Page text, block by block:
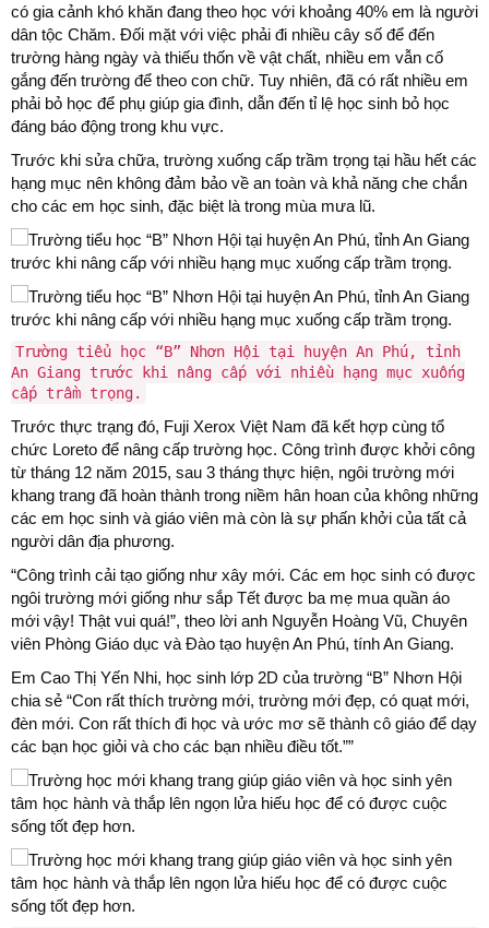
có gia cảnh khó khăn đang theo học với khoảng 40% em là người
dân tộc Chăm. Đối mặt với việc phải đi nhiều cây số để đến
trường hàng ngày và thiếu thốn về vật chất, nhiều em vẫn cố
gắng đến trường để theo con chữ. Tuy nhiên, đã có rất nhiều em
phải bỏ học để phụ giúp gia đình, dẫn đến tỉ lệ học sinh bỏ học
đáng báo động trong khu vực.
Trước khi sửa chữa, trường xuống cấp trầm trọng tại hầu hết các
hạng mục nên không đảm bảo về an toàn và khả năng che chắn
cho các em học sinh, đặc biệt là trong mùa mưa lũ.
Trường tiểu học “B” Nhơn Hội tại huyện An Phú, tỉnh
An Giang trước khi nâng cấp với nhiều hạng mục xuống
cấp trầm trọng.
Trước thực trạng đó, Fuji Xerox Việt Nam đã kết hợp cùng tổ
chức Loreto để nâng cấp trường học. Công trình được khởi công
từ tháng 12 năm 2015, sau 3 tháng thực hiện, ngôi trường mới
khang trang đã hoàn thành trong niềm hân hoan của không những
các em học sinh và giáo viên mà còn là sự phấn khởi của tất cả
người dân địa phương.
“Công trình cải tạo giống như xây mới. Các em học sinh có được
ngôi trường mới giống như sắp Tết được ba mẹ mua quần áo
mới vậy! Thật vui quá!”, theo lời anh Nguyễn Hoàng Vũ, Chuyên
viên Phòng Giáo dục và Đào tạo huyện An Phú, tính An Giang.
Em Cao Thị Yến Nhi, học sinh lớp 2D của trường “B” Nhơn Hội
chia sẻ “Con rất thích trường mới, trường mới đẹp, có quạt mới,
đèn mới. Con rất thích đi học và ước mơ sẽ thành cô giáo để dạy
các bạn học giỏi và cho các bạn nhiều điều tốt.””